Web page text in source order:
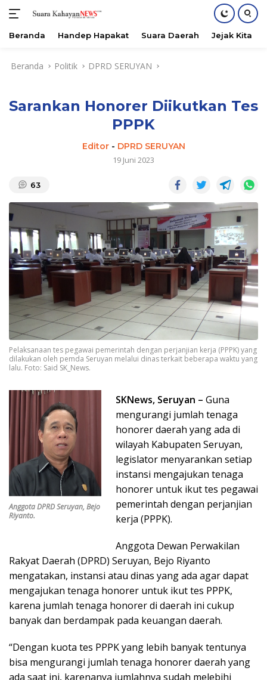
Beranda Handep Hapakat Suara Daerah Jejak Kita
Beranda Politik DPRD SERUYAN
Sarankan Honorer Diikutkan Tes
PPPK
Editor- DPRD SERUYAN
19 Juni 2023
63
Pelaksanaan tes pegawai pemerintah dengan perjanjian kerja (PPPK) yang
dilakukan oleh pemda Seruyan melalui dinas terkait beberapa waktu yang
lalu. Foto: Said SK_News.
Anggota DPRD Seruyan, Bejo
Riyanto.
SKNews, Seruyan – Guna
mengurangi jumlah tenaga
honorer daerah yang ada di
wilayah Kabupaten Seruyan,
legislator menyarankan setiap
instansi mengajukan tenaga
honorer untuk ikut tes pegawai
pemerintah dengan perjanjian
kerja (PPPK).
Anggota Dewan Perwakilan
Rakyat Daerah (DPRD) Seruyan, Bejo Riyanto
mengatakan, instansi atau dinas yang ada agar dapat
mengajukan tenaga honorer untuk ikut tes PPPK,
karena jumlah tenaga honorer di daerah ini cukup
banyak dan berdampak pada keuangan daerah.
“Dengan kuota tes PPPK yang lebih banyak tentunya
bisa mengurangi jumlah tenaga honorer daerah yang
ada saat ini, karenanya jumlahnya sudah melebihi